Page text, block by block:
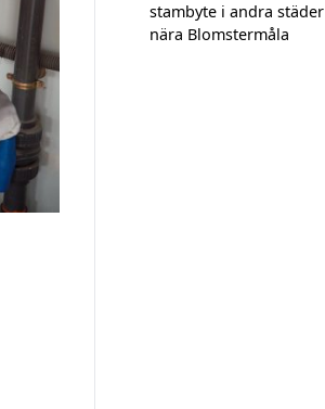
stambyte i andra städer
nära Blomstermåla